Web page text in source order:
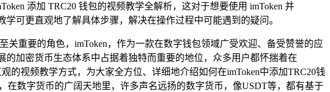
添加 TRC20 钱包的视频教学全解析，这对于想要使用 imToken 并
可更直观地了解具体步骤，解决在操作过程中可能遇到的疑问。
重要的角色，imToken，作为一款在数字钱包领域广受欢迎、备受赞誉的应
加密货币生态体系中占据着独特而重要的地位，众多用户都怀揣着在
的视频教学方式，为大家全方位、详细地介绍如何在imToken中添加TRC20钱
数字货币的广阔天地里，许多声名远扬的数字货币，像USDT等，都有基于